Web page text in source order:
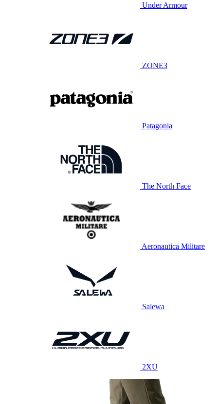
Under Armour
ZONE3
Patagonia
The North Face
Aeronautica Militare
Salewa
2XU